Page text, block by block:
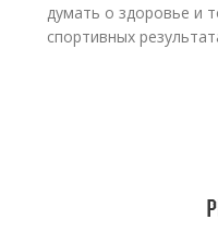
думать о здоровье и
спортивных